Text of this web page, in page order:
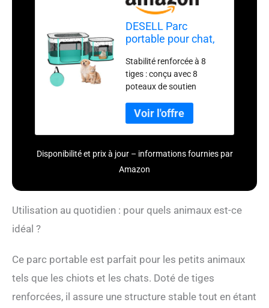
DESELL Parc
portable pour chat,
parc de jeu pliable
pour intérieur et
chat, chiot, chien,
tente pliable (81,3 x
61 x 55,9 cm)
Stabilité renforcée à 8
tiges : conçu avec 8
poteaux de soutien
stabilité exceptionnelle, ce
parc pour chat conserve
sa forme même pendant
les sessions de jeu
utilisation durable pour
animaux d'entrer/sortir
uniquement à titre de
démonstration, non
Dimensions adaptées :
Disponibilité et prix à jour – informations fournies par
Amazon
Utilisation au quotidien : pour quels animaux est-ce
idéal ?
Ce parc portable est parfait pour les petits animaux
tels que les chiots et les chats. Doté de tiges
renforcées, il assure une structure stable tout en étant